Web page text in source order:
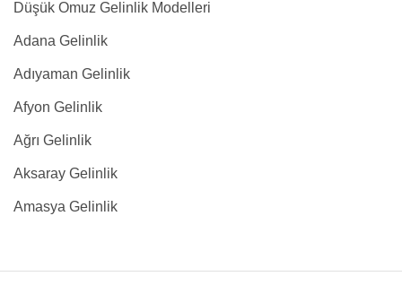
Düşük Omuz Gelinlik Modelleri
Adana Gelinlik
Adıyaman Gelinlik
Afyon Gelinlik
Ağrı Gelinlik
Aksaray Gelinlik
Amasya Gelinlik